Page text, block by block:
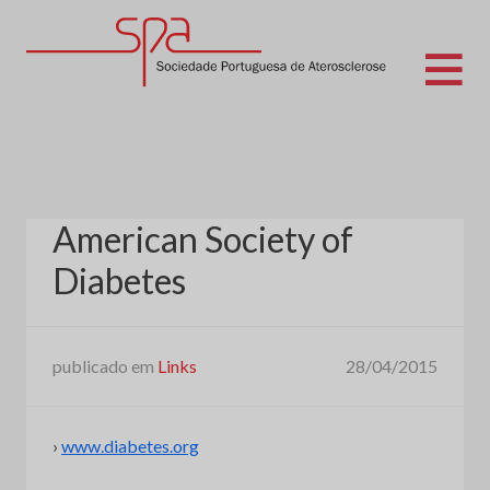
American Society of
Diabetes
publicado em Links 28/04/2015
› www.diabetes.org